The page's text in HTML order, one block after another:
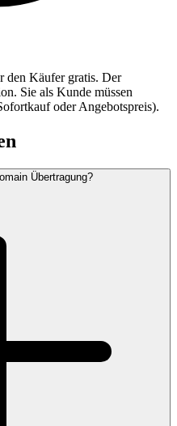
den Käufer gratis. Der
Sie als Kunde müssen
oder Angebotspreis).
Übertragung?